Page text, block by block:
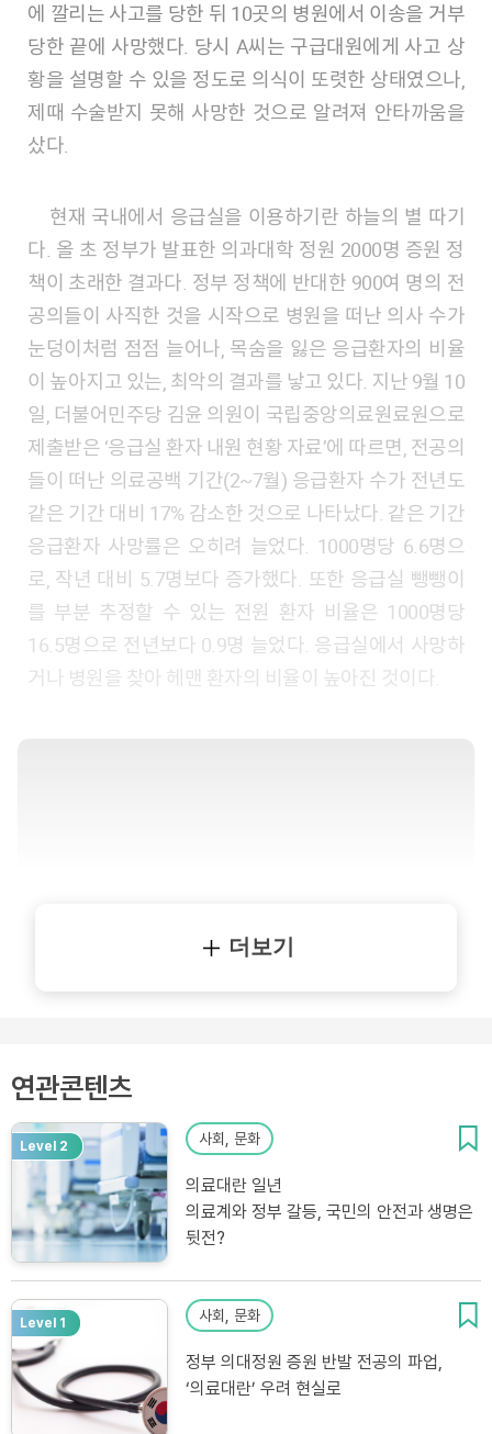
에 깔리는 사고를 당한 뒤 10곳의 병원에서 이송을 거부
당한 끝에 사망했다. 당시 A씨는 구급대원에게 사고 상
황을 설명할 수 있을 정도로 의식이 또렷한 상태였으나,
제때 수술받지 못해 사망한 것으로 알려져 안타까움을
샀다.
현재 국내에서 응급실을 이용하기란 하늘의 별 따기
다. 올 초 정부가 발표한 의과대학 정원 2000명 증원 정
책이 초래한 결과다. 정부 정책에 반대한 900여 명의 전
공의들이 사직한 것을 시작으로 병원을 떠난 의사 수가
눈덩이처럼 점점 늘어나, 목숨을 잃은 응급환자의 비율
이 높아지고 있는, 최악의 결과를 낳고 있다. 지난 9월 10
일, 더불어민주당 김윤 의원이 국립중앙의료원료원으로
제출받은 ‘응급실 환자 내원 현황 자료’에 따르면, 전공의
들이 떠난 의료공백 기간(2~7월) 응급환자 수가 전년도
같은 기간 대비 17% 감소한 것으로 나타났다. 같은 기간
응급환자 사망률은 오히려 늘었다. 1000명당 6.6명으
로, 작년 대비 5.7명보다 증가했다. 또한 응급실 뺑뺑이
를 부분 추정할 수 있는 전원 환자 비율은 1000명당
16.5명으로 전년보다 0.9명 늘었다. 응급실에서 사망하
거나 병원을 찾아 헤맨 환자의 비율이 높아진 것이다.
더보기
연관콘텐츠
Level 2 사회, 문화
의료대란 일년
의료계와 정부 갈등, 국민의 안전과 생명은
뒷전?
Level 1 사회, 문화
정부 의대정원 증원 반발 전공의 파업,
‘의료대란’ 우려 현실로